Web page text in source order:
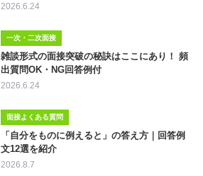
2026.6.24
一次・二次面接
雑談形式の面接突破の秘訣はここにあり！ 頻
出質問OK・NG回答例付
2026.6.24
面接よくある質問
「自分をものに例えると」の答え方｜回答例
文12選を紹介
2026.8.7